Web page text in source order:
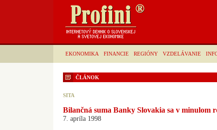
EKONOMIKA FINANCIE REGIÓNY VZDELÁVANIE
ČLÁNOK
SITA
Bilančná suma Banky Slovakia sa v minulom
7. apríla 1998